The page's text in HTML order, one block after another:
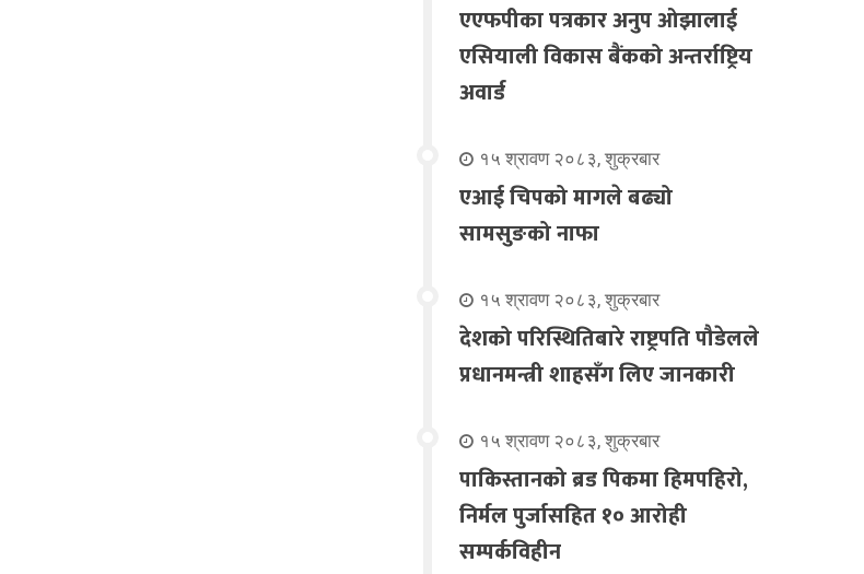
एएफपीका पत्रकार अनुप ओझालाई
एसियाली विकास बैंकको अन्तर्राष्ट्रिय
अवार्ड
१५ श्रावण २०८३, शुक्रबार
एआई चिपको मागले बढ्यो
सामसुङको नाफा
१५ श्रावण २०८३, शुक्रबार
देशको परिस्थितिबारे राष्ट्रपति पौडेलले
प्रधानमन्त्री शाहसँग लिए जानकारी
१५ श्रावण २०८३, शुक्रबार
पाकिस्तानको ब्रड पिकमा हिमपहिरो,
निर्मल पुर्जासहित १० आरोही
सम्पर्कविहीन